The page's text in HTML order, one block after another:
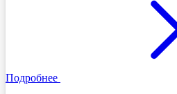
Подробнее